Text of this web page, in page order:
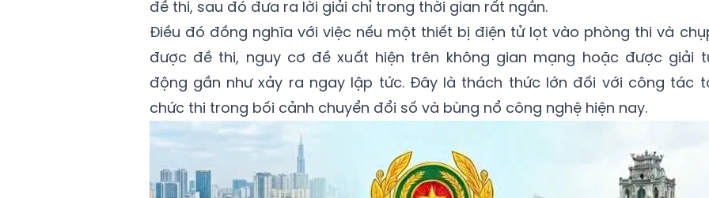
đề thi, sau đó đưa ra lời giải chỉ trong thời gian rất ngắn.
Điều đó đồng nghĩa với việc nếu một thiết bị điện tử lọt vào phòng thi và
được đề thi, nguy cơ đề xuất hiện trên không gian mạng hoặc được giải
động gần như xảy ra ngay lập tức. Đây là thách thức lớn đối với công tác
chức thi trong bối cảnh chuyển đổi số và bùng nổ công nghệ hiện nay.